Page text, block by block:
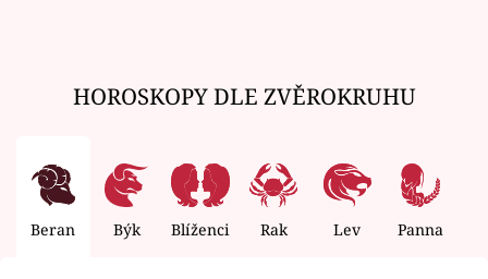
HOROSKOPY DLE ZVĚROKRUHU
Beran Býk Blíženci Rak Lev Panna